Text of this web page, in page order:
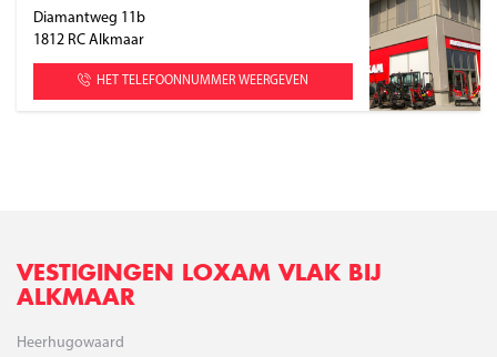
Diamantweg 11b
1812 RC Alkmaar
HET TELEFOONNUMMER WEERGEVEN
VESTIGINGEN LOXAM VLAK BIJ
ALKMAAR
Heerhugowaard